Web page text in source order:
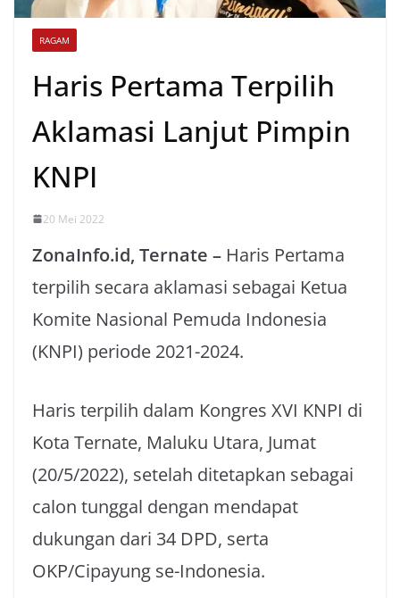
RAGAM
Haris Pertama Terpilih
Aklamasi Lanjut Pimpin
KNPI
20 Mei 2022
ZonaInfo.id, Ternate – Haris Pertama
terpilih secara aklamasi sebagai Ketua
Komite Nasional Pemuda Indonesia
(KNPI) periode 2021-2024.
Haris terpilih dalam Kongres XVI KNPI di
Kota Ternate, Maluku Utara, Jumat
(20/5/2022), setelah ditetapkan sebagai
calon tunggal dengan mendapat
dukungan dari 34 DPD, serta
OKP/Cipayung se-Indonesia.